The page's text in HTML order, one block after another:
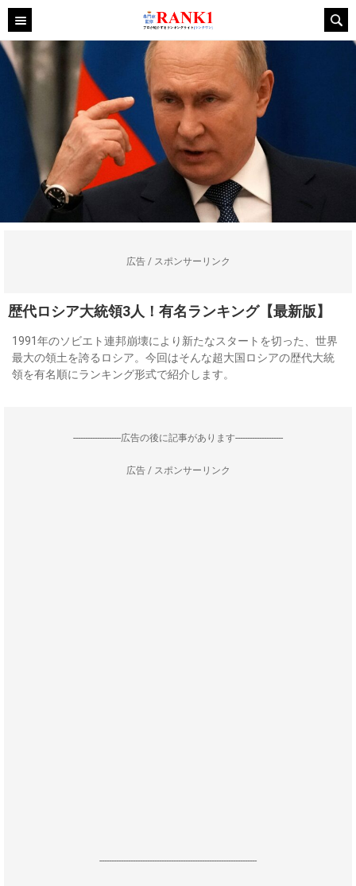
広告 / スポンサーリンク
歴代ロシア大統領3人！有名ランキング【最新版】
1991年のソビエト連邦崩壊により新たなスタートを切った、世界
最大の領土を誇るロシア。今回はそんな超大国ロシアの歴代大統
領を有名順にランキング形式で紹介します。
--------------------広告の後に記事があります--------------------
広告 / スポンサーリンク
------------------------------------------------------------------